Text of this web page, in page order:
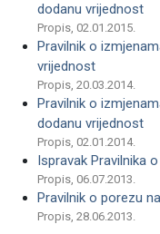
dodanu vrijednost
Propis, 02.01.2015.
Pravilnik o
vrijednost
Propis, 20.03.2014.
Pravilnik o
dodanu vrijednost
Propis, 02.01.2014.
Ispravak Pravilnika
Propis, 06.07.2013.
Pravilnik o porezu
Propis, 28.06.2013.